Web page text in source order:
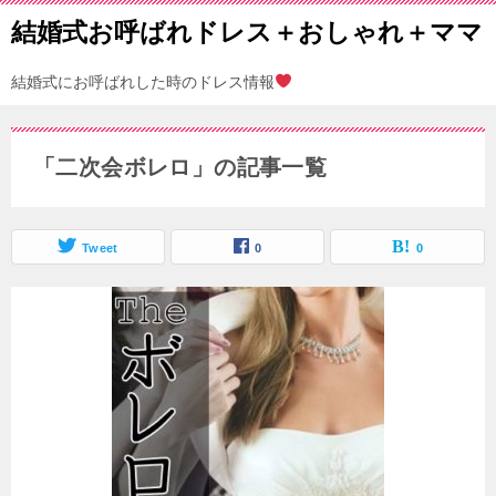
結婚式お呼ばれドレス＋おしゃれ＋ママ
結婚式にお呼ばれした時のドレス情報
「二次会ボレロ」の記事一覧
Tweet 0 0